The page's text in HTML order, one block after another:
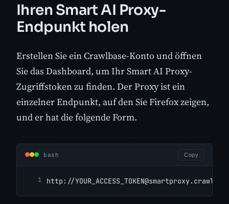
Ihren Smart AI Proxy-
Endpunkt holen
Erstellen Sie ein Crawlbase-Konto und öffnen
Sie das Dashboard, um Ihr Smart AI Proxy-
Zugriffstoken zu finden. Der Proxy ist ein
einzelner Endpunkt, auf den Sie Firefox zeigen,
und er hat die folgende Form.
bash Copy
http://